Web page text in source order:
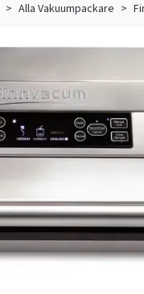
Alla Vakuumpackare